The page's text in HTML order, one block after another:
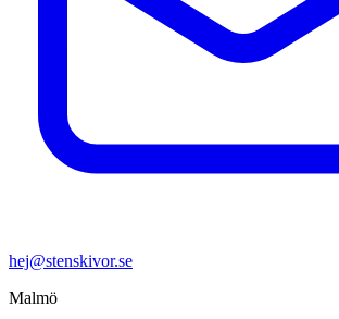
hej@stenskivor.se
Malmö